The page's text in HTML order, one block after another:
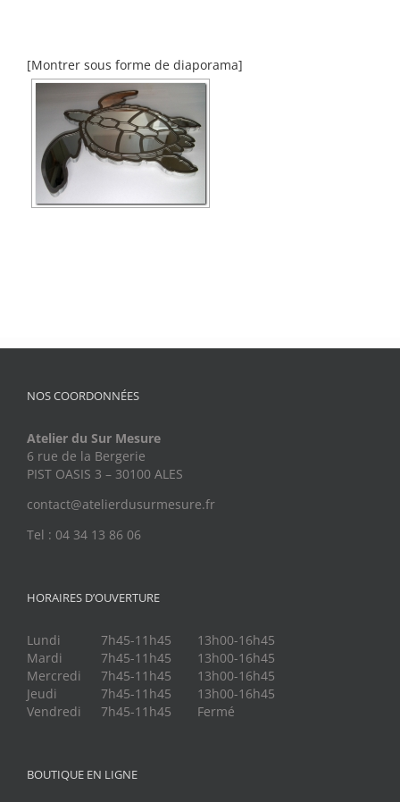
[Montrer sous forme de diaporama]
NOS COORDONNÉES
Atelier du Sur Mesure
6 rue de la Bergerie
PIST OASIS 3 – 30100 ALES
contact@atelierdusurmesure.fr
Tel : 04 34 13 86 06
HORAIRES D’OUVERTURE
Lundi 7h45-11h45
13h00-16h45
Mardi
7h45-11h45
13h00-16h45
Mercredi
7h45-11h45
13h00-16h45
Jeudi
7h45-11h45
13h00-16h45
Vendredi
7h45-11h45 Fermé
BOUTIQUE EN LIGNE